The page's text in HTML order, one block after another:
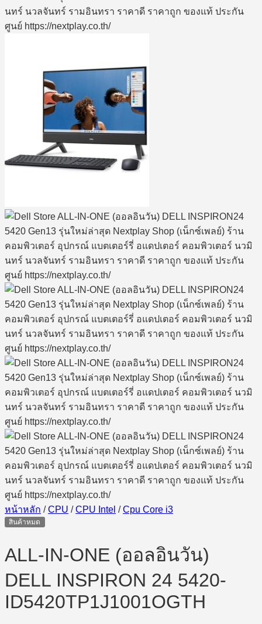
หน้าหลัก / CPU / CPU Intel / Cpu Core i3
สินค้าหมด
ALL-IN-ONE (ออลอินวัน)
DELL INSPIRON 24 5420-
ID5420TP1J1001OGTH